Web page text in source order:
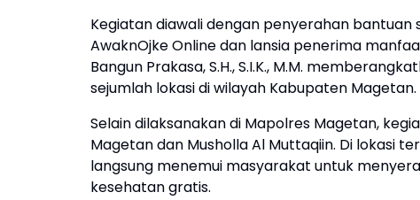
Kegiatan diawali dengan penyerahan bantuan
AwaknOjke Online dan lansia penerima
Bangun Prakasa, S.H., S.I.K., M.M.
sejumlah lokasi di wilayah Kabupaten Magetan.
Selain dilaksanakan di Mapolres Magetan,
Magetan dan Musholla Al Muttaqiin. Di lokasi
langsung menemui masyarakat untuk
kesehatan gratis.